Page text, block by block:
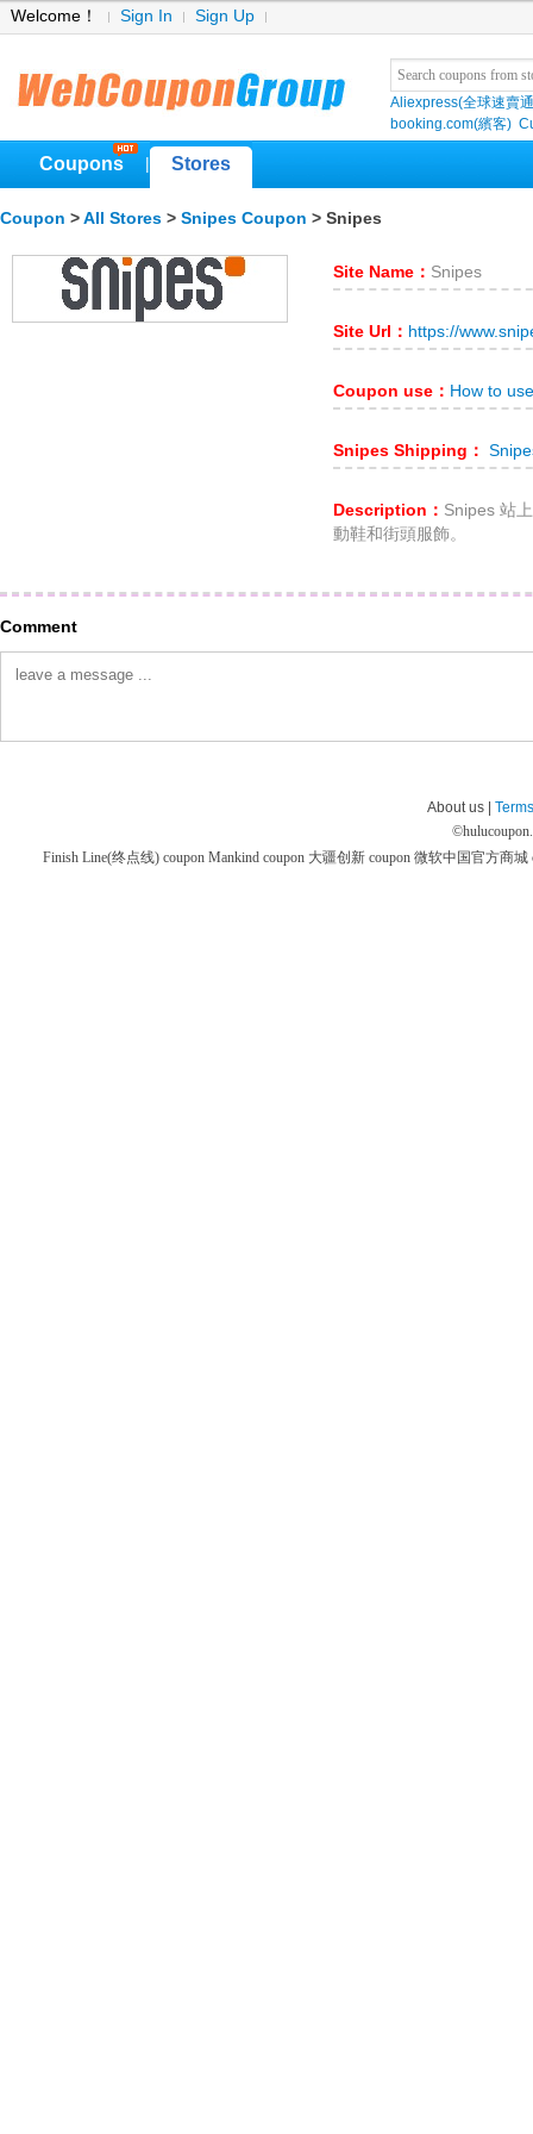
Welcome！ Sign In Sign Up
Aliexpress(全球速賣
booking.com(繽客)
Coupons Stores
Coupon > All Stores > Snipes Coupon > Snipes
Site Name： Snipes
Site Url： https://
Coupon use： How to
Snipes Shipping：
Description： Snipes 站
動鞋和街頭服飾。
Comment
About us |
©
Finish Line(终点线) coupon Mankind coupon 大疆创新 coupon 微软中国官方商城